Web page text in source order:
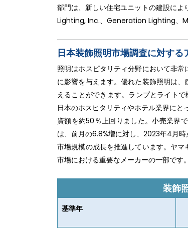
部門は、新しい住宅ユニットの建設に
Lighting, Inc.、Generation Lighting、
日本装飾照明市場調査に対する
照明はホスピタリティ分野において非
に影響を与えます。優れた装飾照明は
えることができます。ランプとライト
日本のホスピタリティやホテル業界に
資額を約50％上回りました。小売業界
は、前月の6.8%増に対し、2023年4月
市場規模の成長を推進しています。ヤ
市場における重要なメーカーの一部です。
装飾
基準年